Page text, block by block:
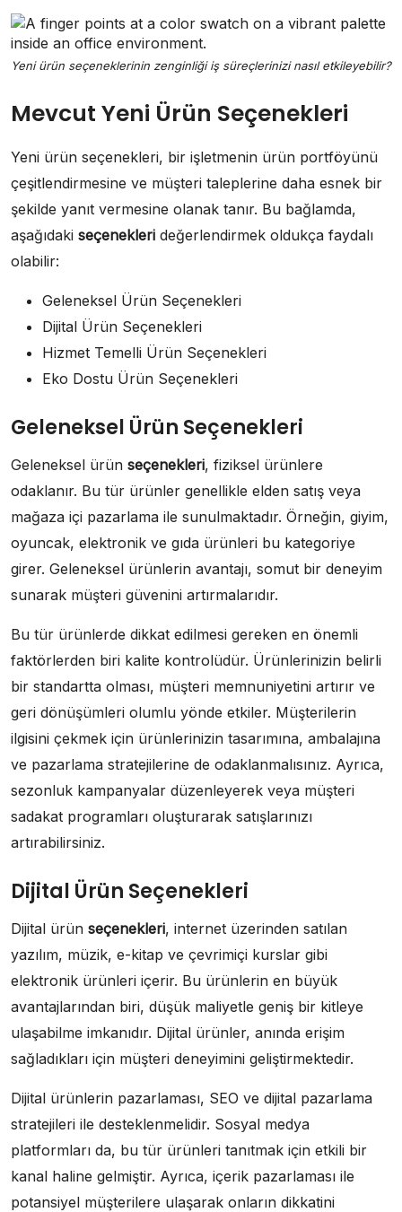
Yeni ürün seçeneklerinin zenginliği iş süreçlerinizi nasıl etkileyebilir?
Mevcut Yeni Ürün Seçenekleri
Yeni ürün seçenekleri, bir işletmenin ürün portföyünü
çeşitlendirmesine ve müşteri taleplerine daha esnek bir
şekilde yanıt vermesine olanak tanır. Bu bağlamda,
aşağıdaki seçenekleri değerlendirmek oldukça faydalı
olabilir:
Geleneksel Ürün Seçenekleri
Dijital Ürün Seçenekleri
Hizmet Temelli Ürün Seçenekleri
Eko Dostu Ürün Seçenekleri
Geleneksel Ürün Seçenekleri
Geleneksel ürün seçenekleri, fiziksel ürünlere
odaklanır. Bu tür ürünler genellikle elden satış veya
mağaza içi pazarlama ile sunulmaktadır. Örneğin, giyim,
oyuncak, elektronik ve gıda ürünleri bu kategoriye
girer. Geleneksel ürünlerin avantajı, somut bir deneyim
sunarak müşteri güvenini artırmalarıdır.
Bu tür ürünlerde dikkat edilmesi gereken en önemli
faktörlerden biri kalite kontrolüdür. Ürünlerinizin belirli
bir standartta olması, müşteri memnuniyetini artırır ve
geri dönüşümleri olumlu yönde etkiler. Müşterilerin
ilgisini çekmek için ürünlerinizin tasarımına, ambalajına
ve pazarlama stratejilerine de odaklanmalısınız. Ayrıca,
sezonluk kampanyalar düzenleyerek veya müşteri
sadakat programları oluşturarak satışlarınızı
artırabilirsiniz.
Dijital Ürün Seçenekleri
Dijital ürün seçenekleri, internet üzerinden satılan
yazılım, müzik, e-kitap ve çevrimiçi kurslar gibi
elektronik ürünleri içerir. Bu ürünlerin en büyük
avantajlarından biri, düşük maliyetle geniş bir kitleye
ulaşabilme imkanıdır. Dijital ürünler, anında erişim
sağladıkları için müşteri deneyimini geliştirmektedir.
Dijital ürünlerin pazarlaması, SEO ve dijital pazarlama
stratejileri ile desteklenmelidir. Sosyal medya
platformları da, bu tür ürünleri tanıtmak için etkili bir
kanal haline gelmiştir. Ayrıca, içerik pazarlaması ile
potansiyel müşterilere ulaşarak onların dikkatini